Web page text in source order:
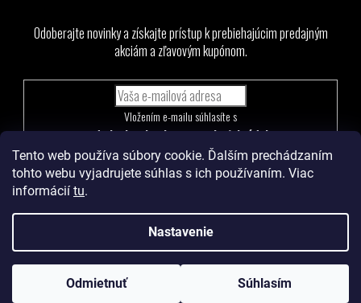
Tento web používa súbory cookie. Ďalším prechádzaním
tohto webu vyjadrujete súhlas s ich používaním. Viac
informácií tu.
Nastavenie
Odmietnuť Súhlasím
Odoberajte novinky a získajte prístup k prebiehajúcim predajným
akciám a zľavovým kupónom.
podmienkami ochrany osobných údajov
PRIHLÁSIŤ
Vytvoril Shoptet
Adatelier